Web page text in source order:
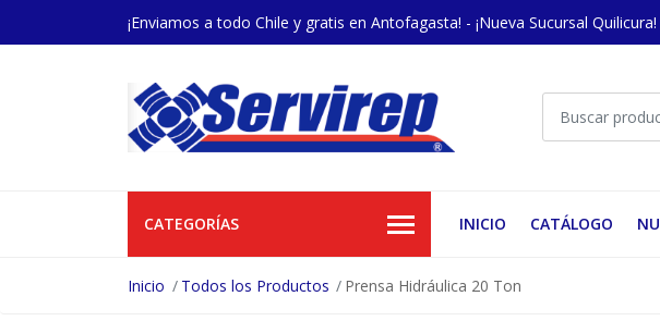
¡Enviamos a todo Chile y gratis en Antofagasta! - ¡Nueva Sucursal Quilicura!
CATEGORÍAS INICIO CATÁLOGO
Inicio Todos los Productos Prensa Hidráulica 20 Ton